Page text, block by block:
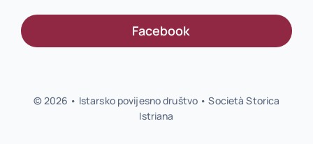
Facebook
© 2026 • Istarsko povijesno društvo • Società Storica
Istriana